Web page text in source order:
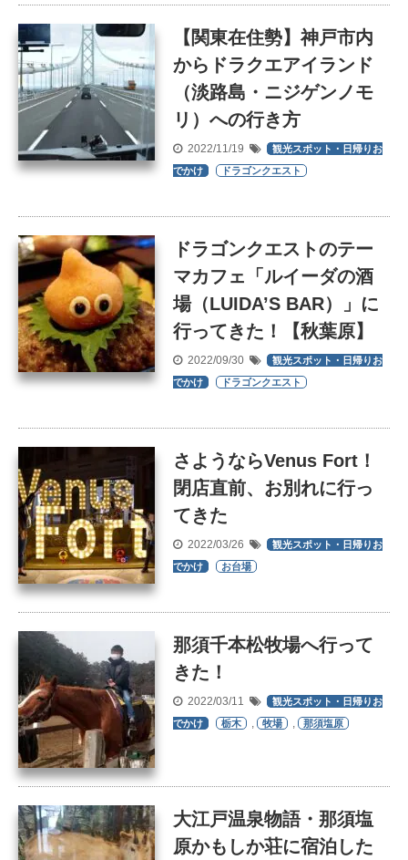
【関東在住勢】神戸市内
からドラクエアイランド
（淡路島・ニジゲンノモ
リ）への行き方
2022/11/19
観光スポット・日帰りお
でかけ
ドラゴンクエスト
ドラゴンクエストのテー
マカフェ「ルイーダの酒
場（LUIDA’S BAR）」に
行ってきた！【秋葉原】
2022/09/30
観光スポット・日帰りお
でかけ
ドラゴンクエスト
さようならVenus Fort！
閉店直前、お別れに行っ
てきた
2022/03/26
観光スポット・日帰りお
でかけ
お台場
那須千本松牧場へ行って
きた！
2022/03/11
観光スポット・日帰りお
でかけ
栃木 , 牧場 , 那須塩原
大江戸温泉物語・那須塩
原かもしか荘に宿泊した